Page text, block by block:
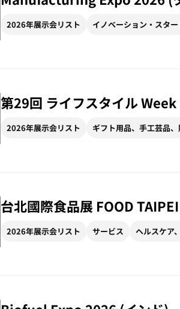
2026年展示会リスト イノベーション・スタ
第29回 ライフスタイル
2026年展示会リスト ギフト用品、手工芸品
台北國際食品展 FOOD
2026年展示会リスト サービス ヘルスケア